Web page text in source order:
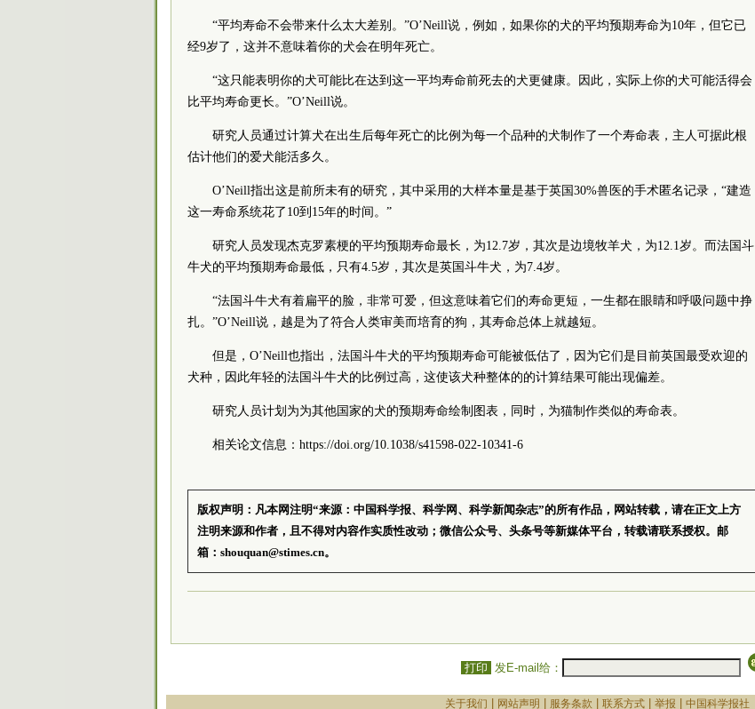
“平均寿命不会带来什么太大差别。”O’Neill说，例如，如果你的犬的平均预期寿命为10年，但它已
经9岁了，这并不意味着你的犬会在明年死亡。
“这只能表明你的犬可能比在达到这一平均寿命前死去的犬更健康。因此，实际上你的犬可能活得会
比平均寿命更长。”O’Neill说。
研究人员通过计算犬在出生后每年死亡的比例为每一个品种的犬制作了一个寿命表，主人可据此根
估计他们的爱犬能活多久。
O’Neill指出这是前所未有的研究，其中采用的大样本量是基于英国30%兽医的手术匿名记录，“建造
这一寿命系统花了10到15年的时间。”
研究人员发现杰克罗素梗的平均预期寿命最长，为12.7岁，其次是边境牧羊犬，为12.1岁。而法国斗
牛犬的平均预期寿命最低，只有4.5岁，其次是英国斗牛犬，为7.4岁。
“法国斗牛犬有着扁平的脸，非常可爱，但这意味着它们的寿命更短，一生都在眼睛和呼吸问题中挣
扎。”O’Neill说，越是为了符合人类审美而培育的狗，其寿命总体上就越短。
但是，O’Neill也指出，法国斗牛犬的平均预期寿命可能被低估了，因为它们是目前英国最受欢迎的
犬种，因此年轻的法国斗牛犬的比例过高，这使该犬种整体的的计算结果可能出现偏差。
研究人员计划为为其他国家的犬的预期寿命绘制图表，同时，为猫制作类似的寿命表。
相关论文信息：https://doi.org/10.1038/s41598-022-10341-6
版权声明：凡本网注明“来源：中国科学报、科学网、科学新闻杂志”的所有作品，网站转载，请在正文上方
注明来源和作者，且不得对内容作实质性改动；微信公众号、头条号等新媒体平台，转载请联系授权。邮
箱：shouquan@stimes.cn。
打印 发E-mail给：
关于我们 网站声明 服务条款 联系方式| 举报 中国科学报社